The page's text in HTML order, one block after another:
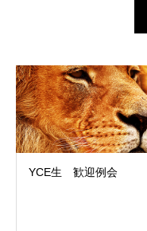
YCE生 歓迎例会